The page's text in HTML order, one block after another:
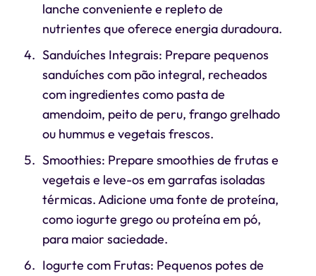
lanche conveniente e repleto de
nutrientes que oferece energia duradoura.
Sanduíches Integrais: Prepare pequenos
sanduíches com pão integral, recheados
com ingredientes como pasta de
amendoim, peito de peru, frango grelhado
ou hummus e vegetais frescos.
Smoothies: Prepare smoothies de frutas e
vegetais e leve-os em garrafas isoladas
térmicas. Adicione uma fonte de proteína,
como iogurte grego ou proteína em pó,
para maior saciedade.
Iogurte com Frutas: Pequenos potes de